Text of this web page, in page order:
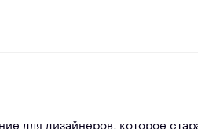
для дизайнеров, которое